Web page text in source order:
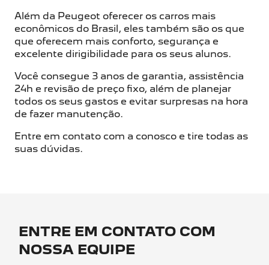
Além da Peugeot oferecer os carros mais
econômicos do Brasil, eles também são os que
que oferecem mais conforto, segurança e
excelente dirigibilidade para os seus alunos.
Você consegue 3 anos de garantia, assistência
24h e revisão de preço fixo, além de planejar
todos os seus gastos e evitar surpresas na hora
de fazer manutenção.
Entre em contato com a conosco e tire todas as
suas dúvidas.
ENTRE EM CONTATO COM
NOSSA EQUIPE